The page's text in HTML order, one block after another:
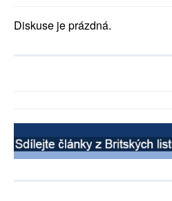
Diskuse je prázdná.